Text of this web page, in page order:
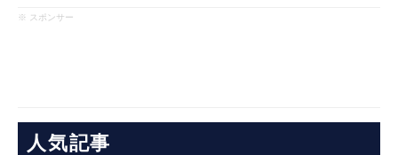
※ スポンサー
人気記事